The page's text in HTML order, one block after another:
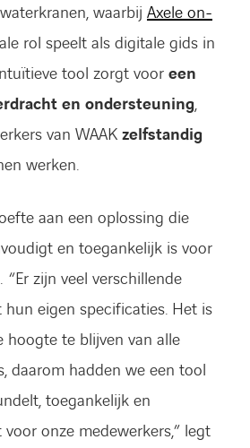
waarbij Axele on-
rol speelt als digitale gids in
tool zorgt voor een
en ondersteuning,
van WAAK zelfstandig
werken.
aan een oplossing die
en toegankelijk is voor
“Er zijn veel verschillende
hun eigen specificaties. Het is
hoogte te blijven van alle
daarom hadden we een tool
toegankelijk en
onze medewerkers,” legt